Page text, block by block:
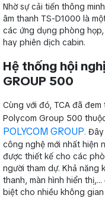
Nhờ sự cải tiến thông
âm thanh TS-D1000 là
các ứng dụng phòng
hay phiên dịch cabin.
Hệ thống hội
GROUP 500
Cùng với đó, TCA đã
Polycom Group 500
POLYCOM GROUP. Đây
công nghệ mới nhất hiện
được thiết kế cho các
người tham dự. Khả năng
thanh, màn hình hiển
biệt cho nhiều không